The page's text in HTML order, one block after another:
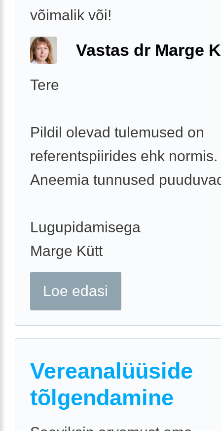
võimalik või!
Vastas dr Marge
Tere
Pildil olevad tulemused on
referentspiirides ehk normis.
Aneemia tunnused
Lugupidamisega
Marge Kütt
Loe edasi
Vereanalüüside
tõlgendamine